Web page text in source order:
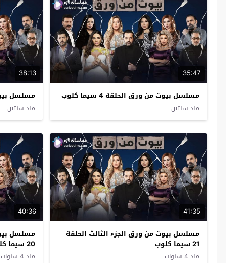
35:47
مسلسل بيوت من ورق الحلقة 4 سيما كلوب
منذ سنتين
38:13
مسلسل بيوت
منذ سنتين
41:35
مسلسل بيوت من ورق الجزء الثالث الحلقة
21 سيما كلوب
منذ 4 سنوات
40:36
مسلسل
20 سيما كلوب
منذ 4 سنوات